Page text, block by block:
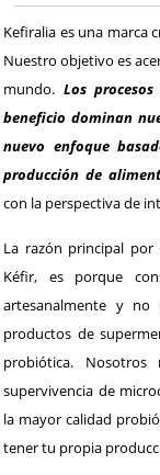
Kefiralia es una marca
Nuestro objetivo es
mundo. Los
beneficio dominan
nuevo enfoque
producción de
con la perspectiva de
La razón principal por
Kéfir, es porque
artesanalmente y
productos de
probiótica. Nosotros
supervivencia de
la mayor calidad
tener tu propia